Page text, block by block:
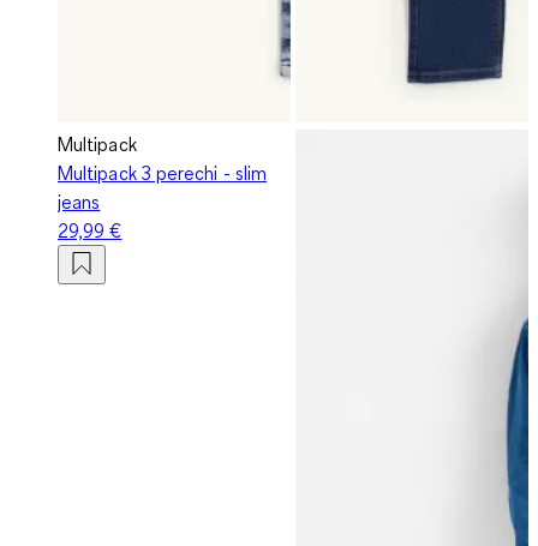
Multipack
Multipack 3 perechi - slim
jeans
29,99 €